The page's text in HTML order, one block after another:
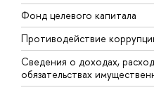
Фонд целевого капитала
Противодействие
Сведения о доходах,
обязательствах